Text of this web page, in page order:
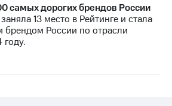
самых дорогих брендов России
13 место в Рейтинге и стала
России по отрасли